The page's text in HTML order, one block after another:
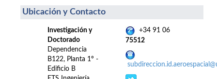
Ubicación y Contacto
Investigación y
Doctorado
Dependencia
B122, Planta 1º -
Edificio B
+34 91 06
75512